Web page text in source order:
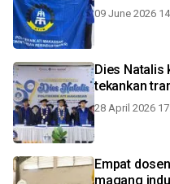
09 June 2026
Dies Natalis
tekankan
28 April 2026
Empat
magang